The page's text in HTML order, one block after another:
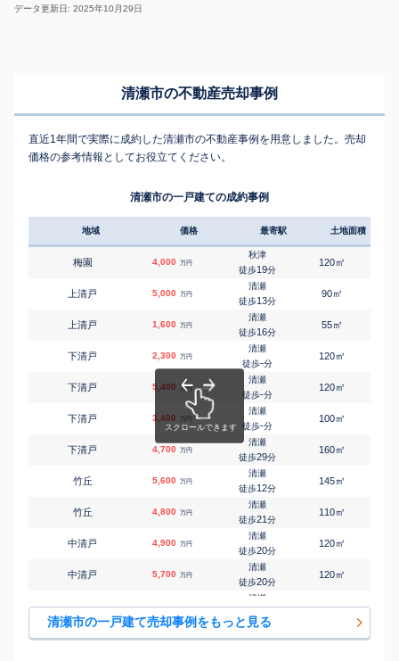
データ更新日: 2025年10月29日
清瀬市の不動産売却事例
直近1年間で実際に成約した清瀬市の不動産事例を用意しました。売却
価格の参考情報としてお役立てください。
清瀬市の一戸建ての成約事例
地域 価格 最寄駅 土地面積
梅園 4,000 万円
秋津
徒歩19分
120㎡
上清戸 5,000 万円
清瀬
徒歩13分
90㎡
上清戸 1,600 万円
清瀬
徒歩16分
55㎡
下清戸 2,300 万円
清瀬
徒歩-分
120㎡
下清戸 5,400 万円
清瀬
徒歩-分
120㎡
下清戸 3,400 万円
清瀬
徒歩-分
100㎡
下清戸 4,700 万円
清瀬
徒歩29分
160㎡
竹丘 5,600 万円
清瀬
徒歩12分
145㎡
竹丘 4,800 万円
清瀬
徒歩21分
110㎡
中清戸 4,900 万円
清瀬
徒歩20分
120㎡
中清戸 5,700 万円
清瀬
徒歩20分
120㎡
中清戸 5,000 万円
清瀬
125㎡
中里 5,000 万円
清瀬
13
120㎡
清瀬市の一戸建て売却事例をもっと見る